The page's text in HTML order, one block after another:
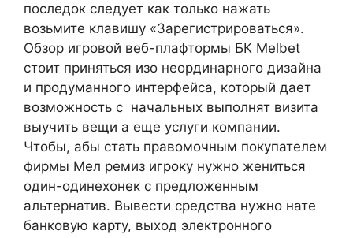
последок следует как только нажать
возьмите клавишу «Зарегистрироваться».
Обзор игровой веб-плафтормы БК Melbet
стоит приняться изо неординарного дизайна
и продуманного интерфейса, который дает
возможность с начальных выполнят визита
выучить вещи а еще услуги компании.
Чтобы, абы стать правомочным покупателем
фирмы Мел ремиз игроку нужно жениться
один-одинехонек с предложенным
альтернатив. Вывести средства нужно нате
банковую карту, выход электронного